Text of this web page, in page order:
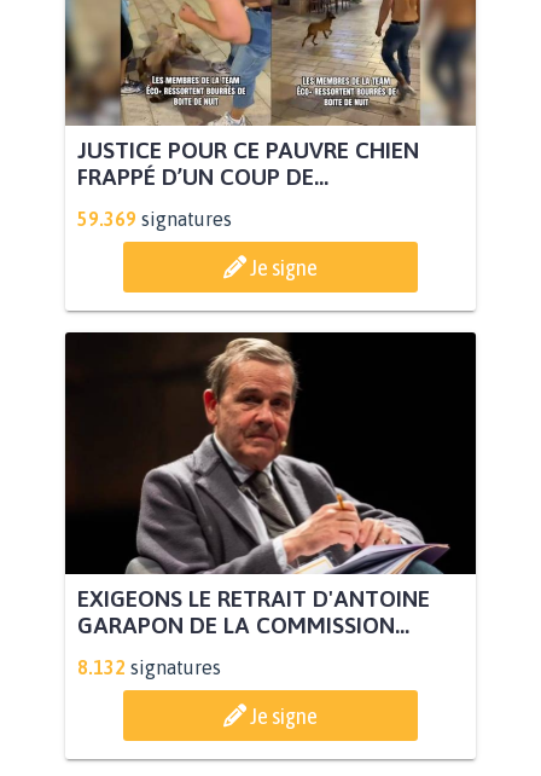
JUSTICE POUR CE PAUVRE CHIEN
FRAPPÉ D’UN COUP DE...
59.369 signatures
Je signe
EXIGEONS LE RETRAIT D'ANTOINE
GARAPON DE LA COMMISSION...
8.132 signatures
Je signe